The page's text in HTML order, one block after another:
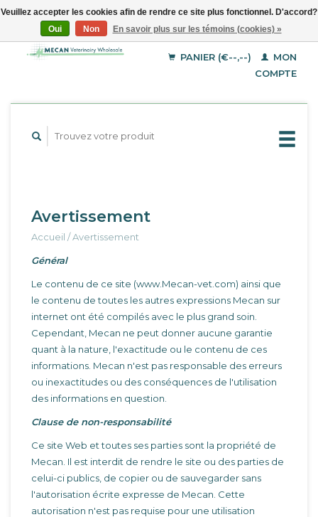
EUR
USD
Français
English
PANIER (€--,--)
MON
COMPTE
Avertissement
Accueil /Avertissement
Général
Le contenu de ce site (www.Mecan-vet.com) ainsi que
le contenu de toutes les autres expressions Mecan sur
internet ont été compilés avec le plus grand soin.
Cependant, Mecan ne peut donner aucune garantie
quant à la nature, l'exactitude ou le contenu de ces
informations. Mecan n'est pas responsable des erreurs
ou inexactitudes ou des conséquences de l'utilisation
des informations en question.
Clause de non-responsabilité
Ce site Web et toutes ses parties sont la propriété de
Mecan. Il est interdit de rendre le site ou des parties de
celui-ci publics, de copier ou de sauvegarder sans
l'autorisation écrite expresse de Mecan. Cette
autorisation n'est pas requise pour une utilisation
Veuillez accepter les cookies afin de rendre ce site plus fonctionnel. D'accord?
Oui
Non En savoir plus sur les témoins (cookies) »